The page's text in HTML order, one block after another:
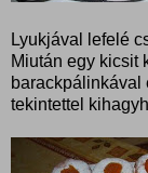
Lyukjával lefelé
Miután egy kicsit
barackpálinkával
tekintettel